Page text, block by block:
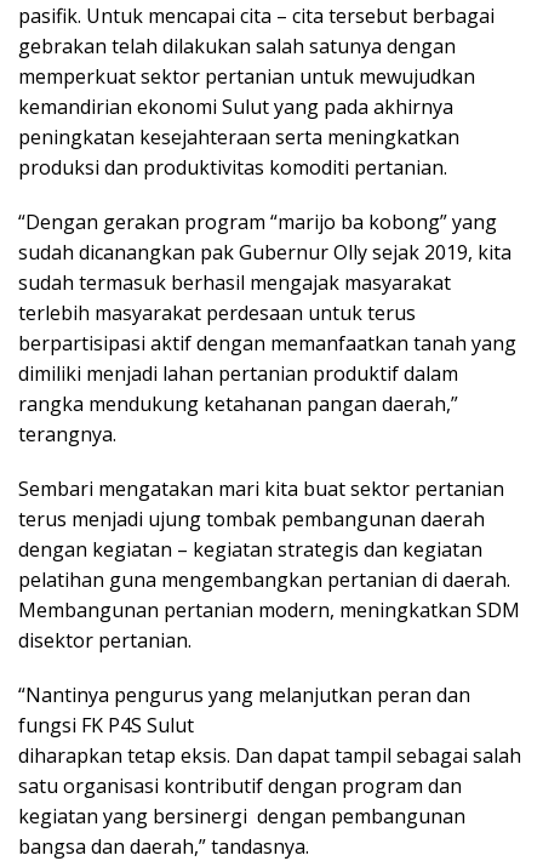
pasifik. Untuk mencapai cita – cita tersebut berbagai
gebrakan telah dilakukan salah satunya dengan
memperkuat sektor pertanian untuk mewujudkan
kemandirian ekonomi Sulut yang pada akhirnya
peningkatan kesejahteraan serta meningkatkan
produksi dan produktivitas komoditi pertanian.
“Dengan gerakan program “marijo ba kobong” yang
sudah dicanangkan pak Gubernur Olly sejak 2019, kita
sudah termasuk berhasil mengajak masyarakat
terlebih masyarakat perdesaan untuk terus
berpartisipasi aktif dengan memanfaatkan tanah yang
dimiliki menjadi lahan pertanian produktif dalam
rangka mendukung ketahanan pangan daerah,”
terangnya.
Sembari mengatakan mari kita buat sektor pertanian
terus menjadi ujung tombak pembangunan daerah
dengan kegiatan – kegiatan strategis dan kegiatan
pelatihan guna mengembangkan pertanian di daerah.
Membangunan pertanian modern, meningkatkan SDM
disektor pertanian.
“Nantinya pengurus yang melanjutkan peran dan
fungsi FK P4S Sulut
diharapkan tetap eksis. Dan dapat tampil sebagai salah
satu organisasi kontributif dengan program dan
kegiatan yang bersinergi dengan pembangunan
bangsa dan daerah,” tandasnya.